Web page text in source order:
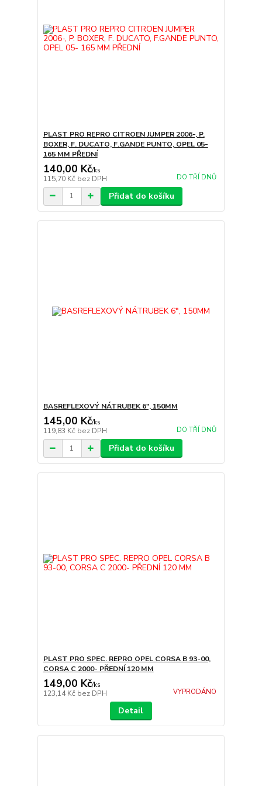
PLAST PRO REPRO CITROEN JUMPER 2006-, P.
BOXER, F. DUCATO, F.GANDE PUNTO, OPEL 05-
165 MM PŘEDNÍ
140,00 Kč/ks
115,70 Kč bez DPH DO TŘÍ DNŮ
Přidat do košíku
BASREFLEXOVÝ NÁTRUBEK 6", 150MM
145,00 Kč/ks
119,83 Kč bez DPH DO TŘÍ DNŮ
Přidat do košíku
PLAST PRO SPEC. REPRO OPEL CORSA B 93-00,
CORSA C 2000- PŘEDNÍ 120 MM
149,00 Kč/ks
123,14 Kč bez DPH VYPRODÁNO
Detail